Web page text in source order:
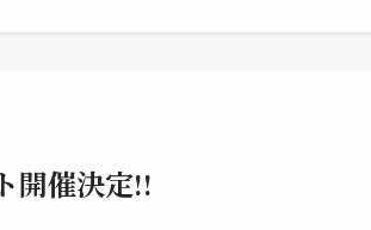
開催決定!!